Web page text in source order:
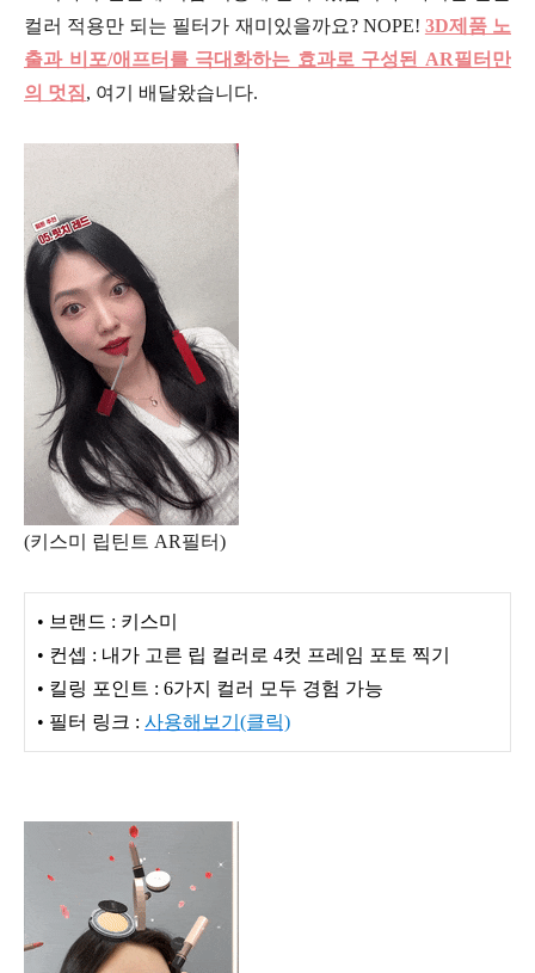
컬러 적용만 되는 필터가 재미있을까요? NOPE! 3D제품 노
출과 비포/애프터를 극대화하는 효과로 구성된 AR필터만
의 멋짐 , 여기 배달왔습니다.
(키스미 립틴트 AR필터)
• 브랜드 : 키스미
• 컨셉 : 내가 고른 립 컬러로 4컷 프레임 포토 찍기
• 킬링 포인트 : 6가지 컬러 모두 경험 가능
• 필터 링크 : 사용해보기(클릭)